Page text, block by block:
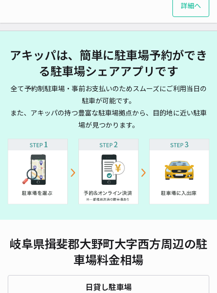
詳細へ
アキッパは、簡単に駐車場予約ができ
る駐車場シェアアプリです
全て予約制駐車場・事前お支払いのためスムーズにご利用当日の
駐車が可能です。
また、アキッパの持つ豊富な駐車場拠点から、目的地に近い駐車
場が見つかります。
岐阜県揖斐郡大野町大字西方周辺の駐
車場料金相場
日貸し駐車場